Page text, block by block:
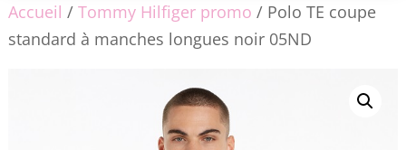
Accueil / Tommy Hilfiger promo / Polo TE coupe
standard à manches longues noir 05ND